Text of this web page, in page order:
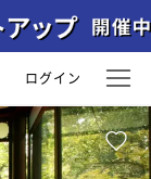
ログイン